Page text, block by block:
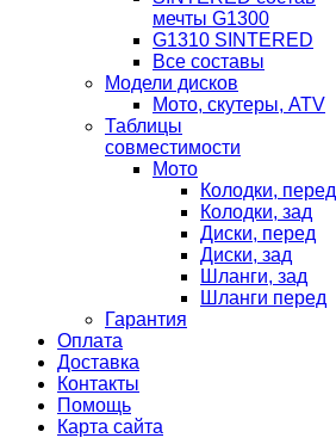
мечты G1300
G1310 SINTERED
Все составы
Модели дисков
Мото, скутеры, ATV
Таблицы
совместимости
Мото
Колодки, перед
Колодки, зад
Диски, перед
Диски, зад
Шланги, зад
Шланги перед
Гарантия
Оплата
Доставка
Контакты
Помощь
Карта сайта